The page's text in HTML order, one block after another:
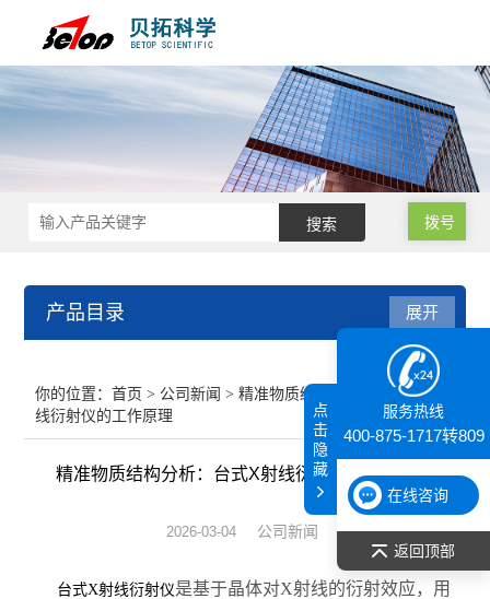
拨号
产品目录
纳米粒度仪
膜厚仪
光谱部件及外设
展开
你的位置：首页 > 公司新闻 > 精准物质结构分析：台式X射
线衍射仪的工作原理
精准物质结构分析：台式X射线衍射仪的工作原理
2026-03-04 公司新闻
台式X射线衍射仪是基于晶体对X射线的衍射效应，用
服务热线
400-875-1717转809
在线咨询
返回顶部
点
击
隐
藏